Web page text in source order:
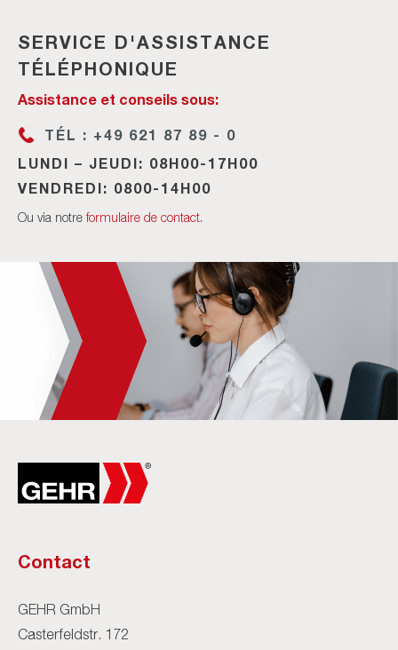
SERVICE D'ASSISTANCE
TÉLÉPHONIQUE
Assistance et conseils sous:
TÉL : +49 621 87 89 - 0
LUNDI – JEUDI: 08H00-17H00
VENDREDI: 0800-14H00
Ou via notreformulaire de contact.
Contact
GEHR GmbH
Casterfeldstr. 172